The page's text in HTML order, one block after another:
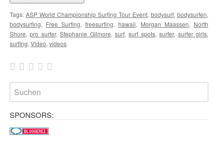
Tags: ASP World Championship Surfing Tour Event, bodysurf, bodysurfen,
bodysurfing, Free Surfing, freesurfing, hawaii, Morgan Maassen, North
Shore,pro surfer,Stephanie Gilmore,surf,surf spots,surfer, surfer girls,
surfing, Video, videos
SPONSORS: